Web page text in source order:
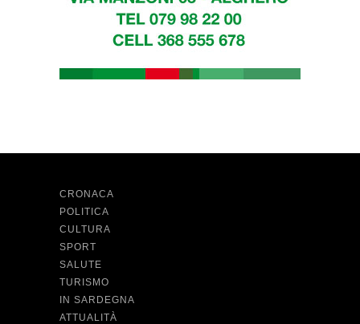
CRONACA
POLITICA
CULTURA
SPORT
SALUTE
TURISMO
IN SARDEGNA
ATTUALITÀ